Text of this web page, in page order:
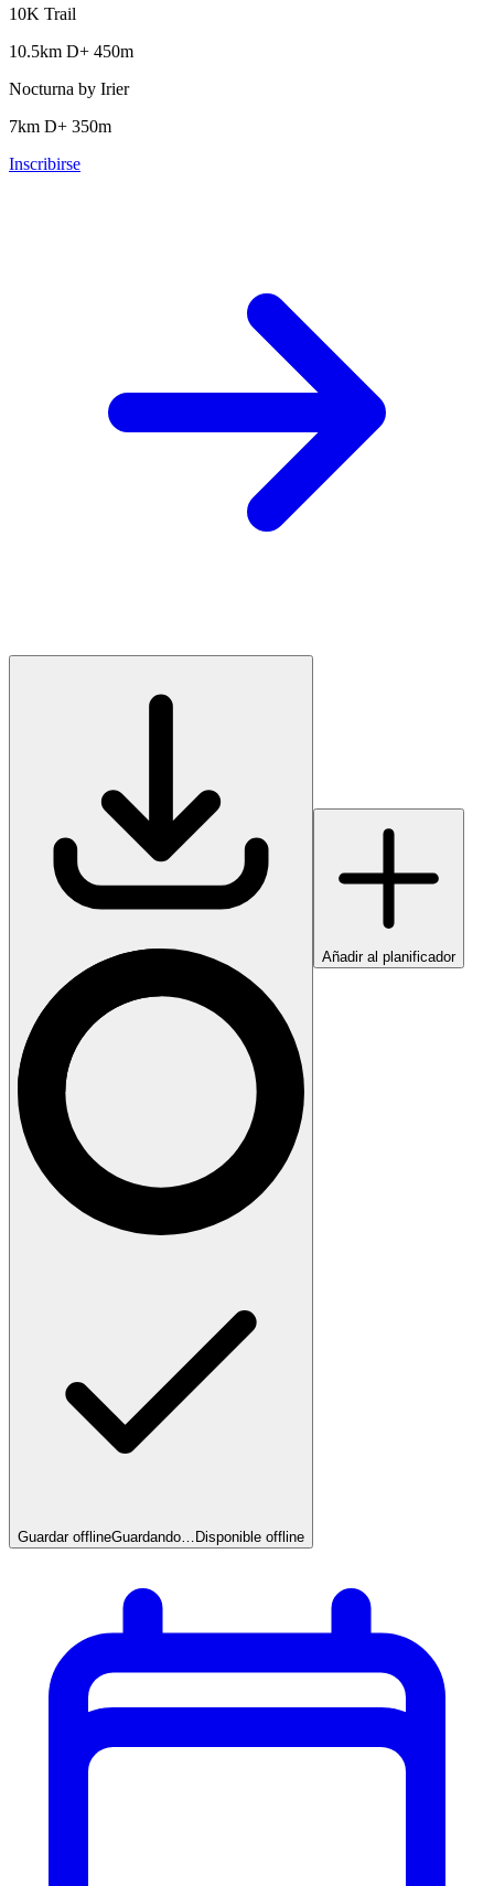
10K Trail
10.5km D+ 450m
Nocturna by Irier
7km D+ 350m
Inscribirse
Guardar offlineGuardando… Disponible offline
Añadir al planificador